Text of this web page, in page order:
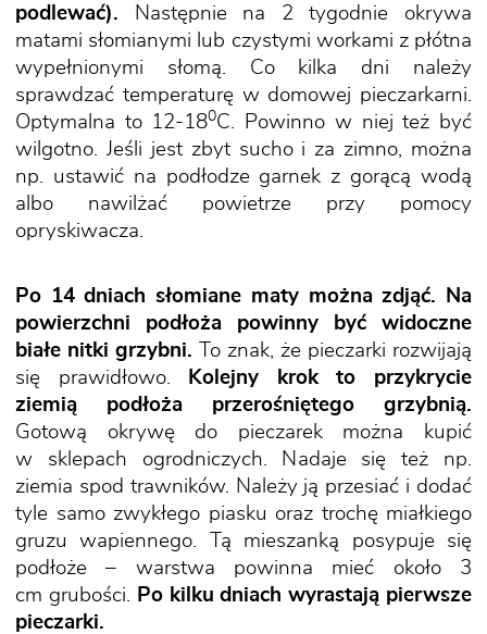
podlewać). Następnie na 2 tygodnie okrywa
matami słomianymi lub czystymi workami z płótna
wypełnionymi słomą. Co kilka dni należy
sprawdzać temperaturę w domowej pieczarkarni.
Optymalna to 12-180C. Powinno w niej też być
wilgotno. Jeśli jest zbyt sucho i za zimno, można
np. ustawić na podłodze garnek z gorącą wodą
albo nawilżać powietrze przy pomocy
opryskiwacza.
Po 14 dniach słomiane maty można zdjąć.
Na
powierzchni podłoża powinny być widoczne
białe nitki grzybni. To znak, że pieczarki rozwijają
się prawidłowo.
Kolejny krok to przykrycie
ziemią podłoża przerośniętego grzybnią.
Gotową okrywę do pieczarek można kupić
w sklepach ogrodniczych. Nadaje się też np.
ziemia spod trawników. Należy ją przesiać i dodać
tyle samo zwykłego piasku oraz trochę miałkiego
gruzu wapiennego. Tą mieszanką posypuje się
podłoże – warstwa powinna mieć około 3
cm grubości. Po kilku dniach wyrastają pierwsze
pieczarki.